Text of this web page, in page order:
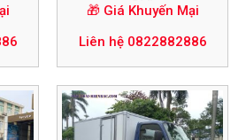
🎁 Giá Khuyến Mại
Liên hệ 0822882886